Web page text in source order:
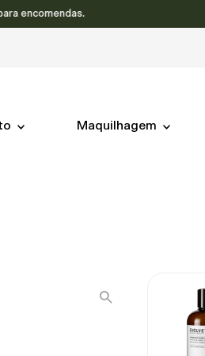
Maquilhagem